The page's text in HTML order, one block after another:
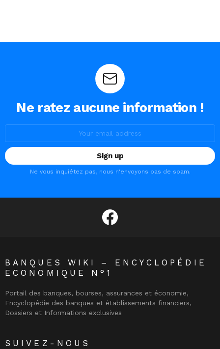
Ne ratez aucune information !
Ne vous inquiétez pas, nous n'envoyons pas de spam.
facebook
BANQUES WIKI – ENCYCLOPÉDIE
ECONOMIQUE N°1
Portail des banques, bourses, assurances et économie,
Encyclopédie des banques et établissements financiers,
Dossiers et Informations exclusives
SUIVEZ-NOUS